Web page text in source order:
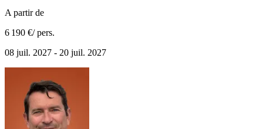
A partir de
6 190 €/ pers.
08 juil. 2027 - 20 juil. 2027